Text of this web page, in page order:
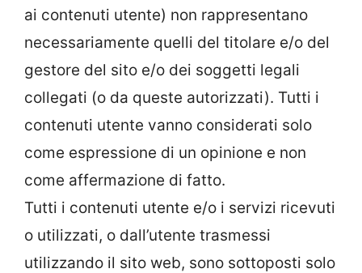
ai contenuti utente) non rappresentano
necessariamente quelli del titolare e/o del
gestore del sito e/o dei soggetti legali
collegati (o da queste autorizzati). Tutti i
contenuti utente vanno considerati solo
come espressione di un opinione e non
come affermazione di fatto.
Tutti i contenuti utente e/o i servizi ricevuti
o utilizzati, o dall’utente trasmessi
utilizzando il sito web, sono sottoposti solo